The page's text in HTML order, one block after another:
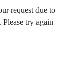
request due to
try again